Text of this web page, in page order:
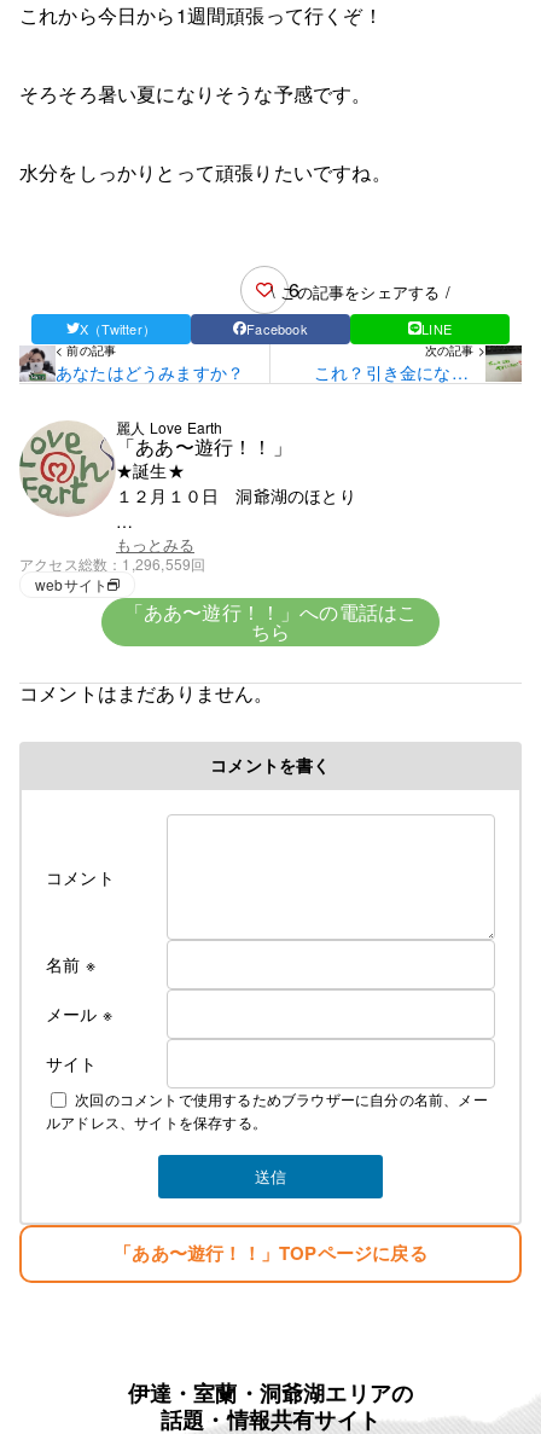
これから今日から1週間頑張って行くぞ！
そろそろ暑い夏になりそうな予感です。
水分をしっかりとって頑張りたいですね。
6
\ この記事をシェアする /
X（Twitter） Facebook LINE
< 前の記事
あなたはどうみますか？
次の記事 >
これ？引き金になるか
も・・。
麗人 Love Earth
「ああ〜遊行！！」
★誕生★
１２月１０日 洞爺湖のほとり
★血液★
興味がないがＯ型みたい
★趣味★
修行時代＞高校を卒業後千葉県の大友美容室で１０
て修業
リサーチしてお店をするべきだった・・。と後悔の
麗人Love Earthに名前を変える。
そして新しい基地を構える。
みなさんのご指示で立派な基地がオープンしまし
生まれただけでぼろ儲け・・。
目標
麗人ＨＰ
もっとみる
アクセス総数
1,296,559回
webサイト
「ああ〜遊行！！」への電話はこ
ちら
コメントはまだありません。
コメントを書く
コメント
名前 ※
メール ※
サイト
次回のコメントで使用するためブラウザーに自分の名前、メー
ルアドレス、サイトを保存する。
「ああ〜遊行！！」TOPページに戻る
伊達・室蘭・洞爺湖エリアの
話題・情報共有サイト